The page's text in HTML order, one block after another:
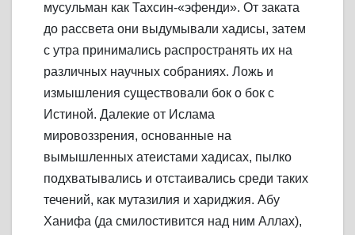
мусульман как Тахсин-«эфенди». От заката
до рассвета они выдумывали хадисы, затем
с утра принимались распространять их на
различных научных собраниях. Ложь и
измышления существовали бок о бок с
Истиной. Далекие от Ислама
мировоззрения, основанные на
вымышленных атеистами хадисах, пылко
подхватывались и отстаивались среди таких
течений, как мутазилия и хариджия. Абу
Ханифа (да смилостивится над ним Аллах),